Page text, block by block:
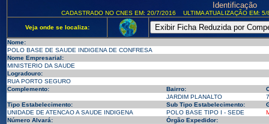
Identificação
CADASTRADO NO CNES EM: 20/7/2016 ULTIMA ATUALIZAÇÃO EM:
Veja onde se localiza:
Nome:
POLO BASE DE SAUDE INDIGENA DE CONFRESA
Nome Empresarial:
MINISTERIO DA SAUDE
Logradouro:
RUA PORTO SEGURO
Complemento:
Bairro:
JARDIM PLANALTO
Tipo Estabelecimento:
Sub Tipo Estabelecimento:
UNIDADE DE ATENCAO A SAUDE INDIGENA
POLO BASE TIPO I - SEDE
Número Alvará:
Órgão Expedidor: